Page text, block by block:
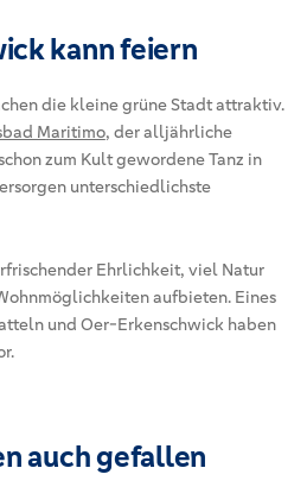
kann feiern
die kleine grüne Stadt attraktiv.
Maritimo, der alljährliche
zum Kult gewordene Tanz in
unterschiedlichste
Ehrlichkeit, viel Natur
aufbieten. Eines
und Oer-Erkenschwick haben
auch gefallen